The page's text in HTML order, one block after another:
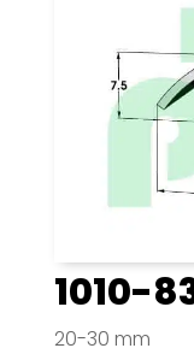
1010-
20-30 mm